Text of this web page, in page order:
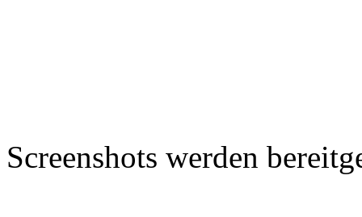
Screenshots werden